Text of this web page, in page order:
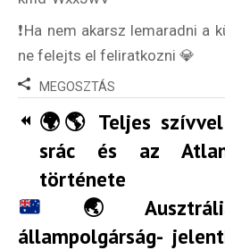
Külföldi munkaajánlatok
❗️Ha nem akarsz lemaradni a
ne felejts el feliratkozni 💎
MEGOSZTÁS
🌍🌎 Teljes
srác és az
története
🌏
állampolgárság-